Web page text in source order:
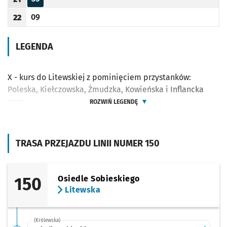
TRASA PRZEJAZDU LINII NUMER 150
150
Osiedle Sobieskiego
Litewska
(Królewska)
Godzina odjazdu
Odjazd
minut po godzinie 21
Godzina odjazdu
22
Odjazd
09
minut po godzinie 22
LEGENDA
X - kurs do Litewskiej z pominięciem przystanków:
Poleska, Kiełczowska, Żmudzka, Kowieńska i Inflancka
ROZWIŃ LEGENDĘ